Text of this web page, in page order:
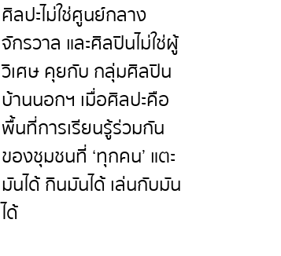
ศิลปะไม่ใช่ศูนย์กลาง
จักรวาล และศิลปินไม่ใช่ผู้
วิเศษ คุยกับ กลุ่มศิลปิน
บ้านนอกฯ เมื่อศิลปะคือ
พื้นที่การเรียนรู้ร่วมกัน
ของชุมชนที่ ‘ทุกคน’ แตะ
มันได้ กินมันได้ เล่นกับมัน
ได้